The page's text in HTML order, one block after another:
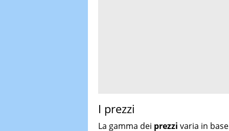
I prezzi
La gamma dei prezzi varia in